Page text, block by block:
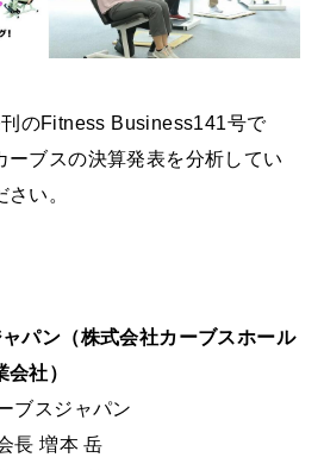
のFitness Business141号で
ーブスの決算発表を分析してい
い。
パン（株式会社カーブスホール
社）
ブスジャパン
⻑ 増本 岳